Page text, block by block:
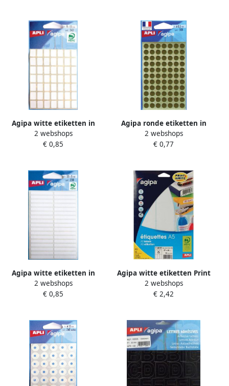
Agipa witte etiketten in
etui ft 9 x 13 mm (b x h) 343
stuks 49 per blad
2 webshops
€ 0,85
Agipa ronde etiketten in
etui diameter 8 mm goud
308 stuks 77 per blad
2 webshops
€ 0,77
Agipa witte etiketten in
etui ft 5 x 35 mm(b x h ) 238
stuks 34 per blad
2 webshops
€ 0,85
Agipa witte etiketten Print
&amp Write ft 97 x 46 mm(b
x h ) 96 stuks 6 per blad
2 webshops
€ 2,42